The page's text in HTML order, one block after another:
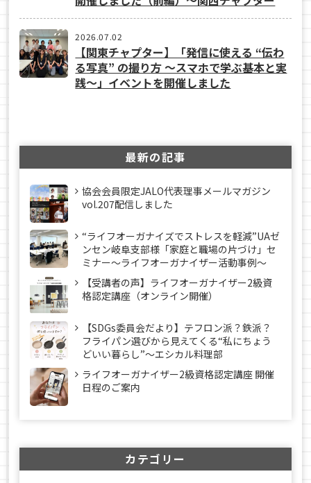
2026.07.02
【関東チャプター】「発信に使える “伝わ
る写真” の撮り方 ～スマホで学ぶ基本と実
践～」イベントを開催しました
最新の記事
協会会員限定JALO代表理事メールマガジン
vol.207配信しました
“ライフオーガナイズでストレスを軽減”UAゼ
ンセン岐阜支部様「家庭と職場の片づけ」セ
ミナー～ライフオーガナイザー活動事例〜
【受講者の声】ライフオーガナイザー2級資
格認定講座（オンライン開催）
【SDGs委員会だより】テフロン派？鉄派？
フライパン選びから見えてくる“私にちょう
どいい暮らし”～エシカル料理部
ライフオーガナイザー2級資格認定講座 開催
日程のご案内
カテゴリー